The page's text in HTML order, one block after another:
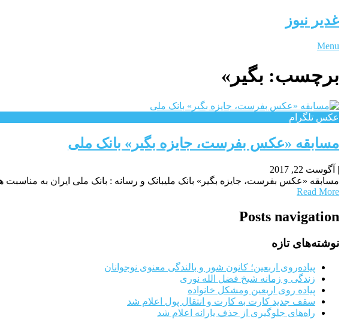
غدیر نیوز
Menu
برچسب: بگیر»
عکس تلگرام
مسابقه «عکس بفرست، جایزه بگیر» بانک ملی
| آگوست 22, 2017
مسابقه «عکس بفرست، جایزه بگیر» بانک ملیبانک و رسانه : بانک ملی ایران به
Read More
Posts navigation
نوشته‌های تازه
پیاده‌روی اربعین؛ کانون شور و بالندگی معنوی نوجوانان
زندگی و زمانه شیخ فضل الله نوری
پیاده روی اربعین ومشکل خانواده
سقف جدید کارت به کارت و انتقال پول اعلام شد
راه‌های جلوگیری از حذف یارانه اعلام شد